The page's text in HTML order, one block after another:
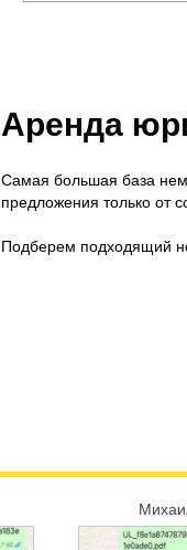
Пермь
Аренда
Самая большая база
предложения только от
Подберем подходящий